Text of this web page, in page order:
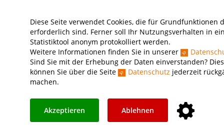
Diese Seite verwendet Cookies, die für Grundfunktionen
erforderlich sind. Ferner soll Ihr Nutzungsverhalten in
Statistiktool anonym protokolliert werden.
Weitere Informationen finden Sie in unserer
Sind Sie mit der Erhebung der Daten einverstanden?
können Sie über die Seite
Datenschutz jederzeit
machen.
Akzeptieren Ablehnen